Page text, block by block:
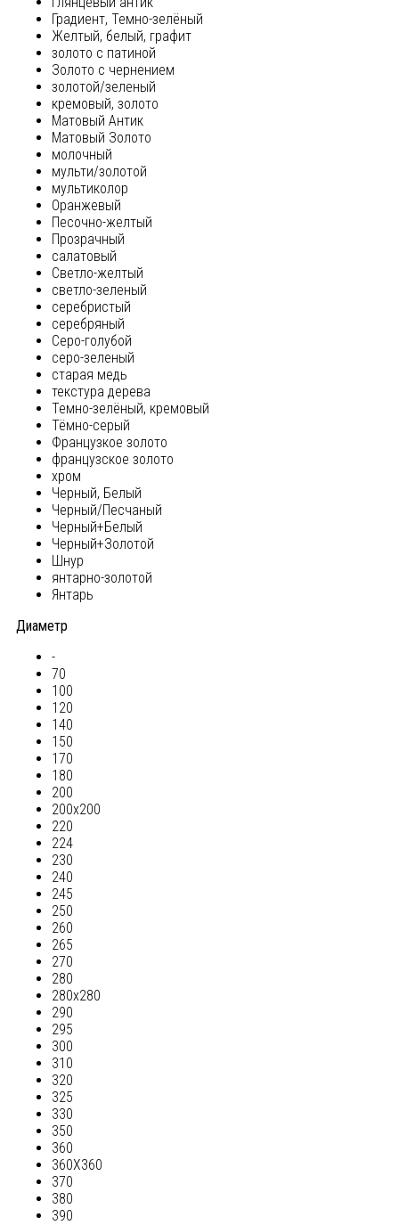
Градиент, Темно-зелёный
Желтый, белый, графит
золото с патиной
Золото с чернением
золотой/зеленый
кремовый, золото
Матовый Антик
Матовый Золото
молочный
мульти/золотой
мультиколор
Оранжевый
Песочно-желтый
Прозрачный
салатовый
Светло-желтый
светло-зеленый
серебристый
серебряный
Серо-голубой
серо-зеленый
старая медь
текстура дерева
Темно-зелёный, кремовый
Тёмно-серый
Французкое золото
французское золото
хром
Черный, Белый
Черный/Песчаный
Черный+Белый
Черный+Золотой
Шнур
янтарно-золотой
Янтарь
Диаметр
-
70
100
120
140
150
170
180
200
200х200
220
224
230
240
245
250
260
265
270
280
280х280
290
295
300
310
320
325
330
350
360
360Х360
370
380
390